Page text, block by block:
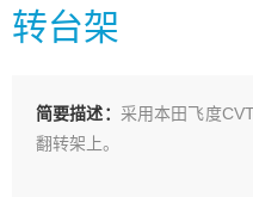
转台架
简要描述： 采用本田飞度
翻转架上。